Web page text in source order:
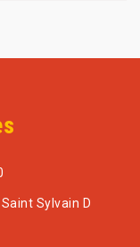
Sylvain D